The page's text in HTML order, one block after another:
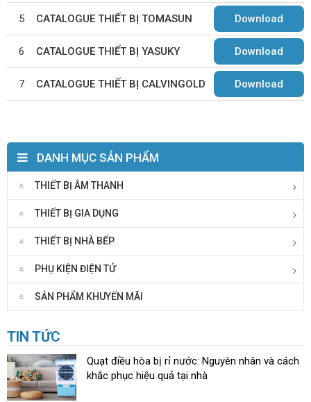
5 CATALOGUE THIẾT BỊ TOMASUN Download
6 CATALOGUE THIẾT BỊ YASUKY Download
7 CATALOGUE THIẾT BỊ CALVINGOLD Download
DANH MỤC SẢN PHẨM
THIẾT BỊ ÂM THANH
THIẾT BỊ GIA DỤNG
THIẾT BỊ NHÀ BẾP
PHỤ KIỆN ĐIỆN TỬ
SẢN PHẨM KHUYẾN MÃI
TIN TỨC
Quạt điều hòa bị rỉ nước: Nguyên nhân và cách
khắc phục hiệu quả tại nhà